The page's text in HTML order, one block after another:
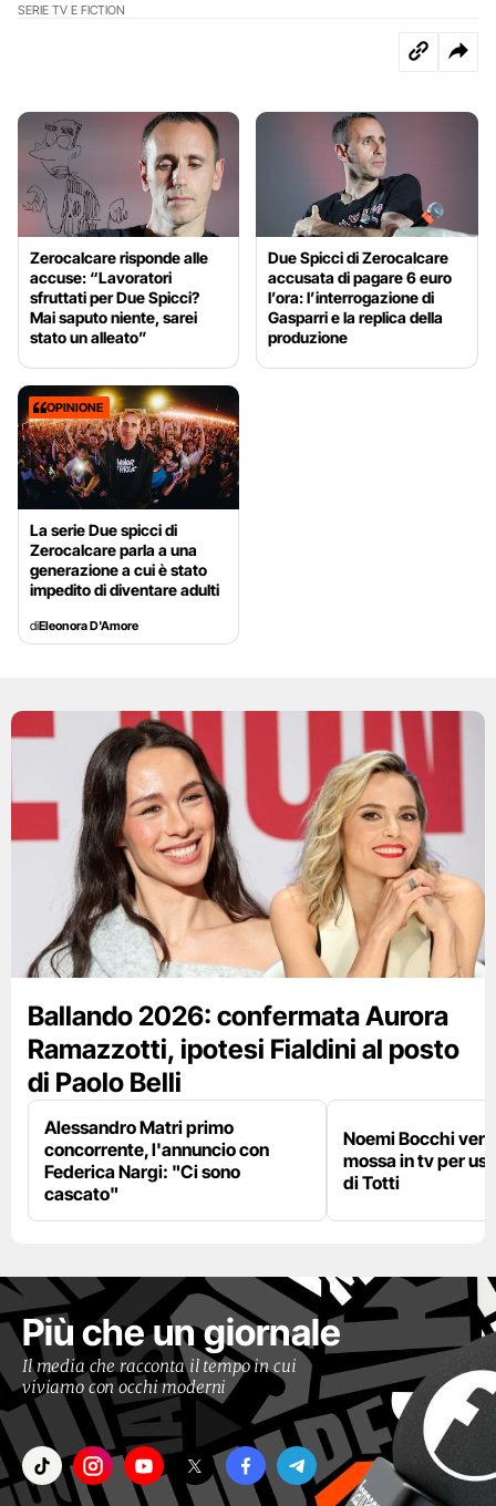
SERIE TV E FICTION
Zerocalcare risponde alle
accuse: “Lavoratori
sfruttati per Due Spicci?
Mai saputo niente, sarei
stato un alleato”
Due Spicci di Zerocalcare
accusata di pagare 6 euro
l’ora: l’interrogazione di
Gasparri e la replica della
produzione
OPINIONE
La serie Due spicci di
Zerocalcare parla a una
generazione a cui è stato
impedito di diventare adulti
diEleonora D'Amore
Ballando 2026: confermata Aurora
Ramazzotti, ipotesi Fialdini al posto
di Paolo Belli
Alessandro Matri primo
concorrente, l'annuncio con
Federica Nargi: "Ci sono
cascato"
Noemi Bocchi
mossa in tv per
di Totti
Più che un giornale
Il media che racconta il tempo in cui
viviamo con occhi moderni